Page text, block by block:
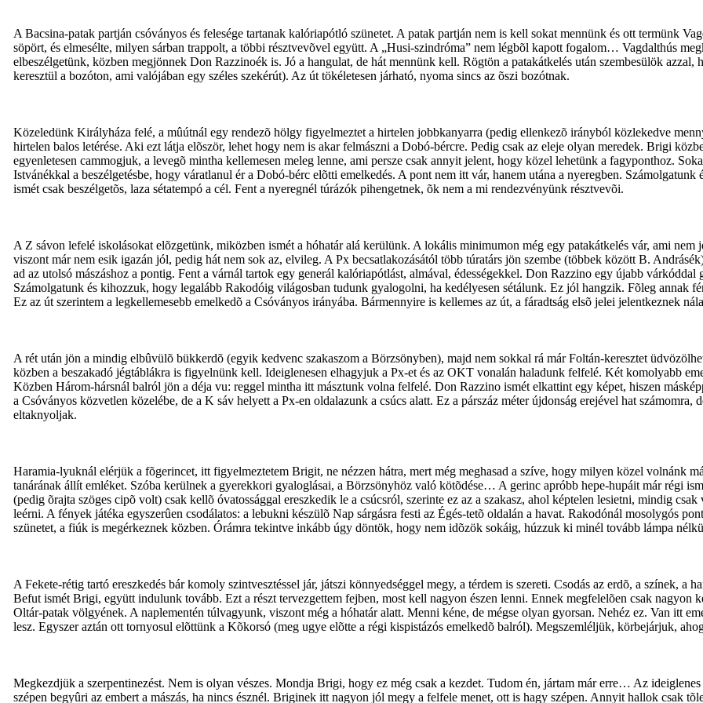
A Bacsina-patak partján csóványos és felesége tartanak kalóriapótló szünetet. A patak partján nem is kell sokat mennünk és ott termünk
söpört, és elmesélte, milyen sárban trappolt, a többi résztvevõvel együtt. A „Husi-szindróma” nem légbõl kapott fogalom… Vagdalthús
elbeszélgetünk, közben megjönnek Don Razzinoék is. Jó a hangulat, de hát mennünk kell. Rögtön a patakátkelés után szembesülök
keresztül a bozóton, ami valójában egy széles szekérút). Az út tökéletesen járható, nyoma sincs az õszi bozótnak.
Közeledünk Királyháza felé, a mûútnál egy rendezõ hölgy figyelmeztet a hirtelen jobbkanyarra (pedig ellenkezõ irányból közlekedve
hirtelen balos letérése. Aki ezt látja elõször, lehet hogy nem is akar felmászni a Dobó-bércre. Pedig csak az eleje olyan meredek. Brigi
egyenletesen cammogjuk, a levegõ mintha kellemesen meleg lenne, ami persze csak annyit jelent, hogy közel lehetünk a fagyponthoz.
Istvánékkal a beszélgetésbe, hogy váratlanul ér a Dobó-bérc elõtti emelkedés. A pont nem itt vár, hanem utána a nyeregben.
ismét csak beszélgetõs, laza sétatempó a cél. Fent a nyeregnél túrázók pihengetnek, õk nem a mi rendezvényünk résztvevõi.
A Z sávon lefelé iskolásokat elõzgetünk, miközben ismét a hóhatár alá kerülünk. A lokális minimumon még egy patakátkelés vár, ami
viszont már nem esik igazán jól, pedig hát nem sok az, elvileg. A Px becsatlakozásától több túratárs jön szembe (többek között B.
ad az utolsó mászáshoz a pontig. Fent a várnál tartok egy generál kalóriapótlást, almával, édességekkel. Don Razzino egy újabb
Számolgatunk és kihozzuk, hogy legalább Rakodóig világosban tudunk gyalogolni, ha kedélyesen sétálunk. Ez jól hangzik. Fõleg annak
Ez az út szerintem a legkellemesebb emelkedõ a Csóványos irányába. Bármennyire is kellemes az út, a fáradtság elsõ jelei jelentkeznek
A rét után jön a mindig elbûvülõ bükkerdõ (egyik kedvenc szakaszom a Börzsönyben), majd nem sokkal rá már Foltán-keresztet
közben a beszakadó jégtáblákra is figyelnünk kell. Ideiglenesen elhagyjuk a Px-et és az OKT vonalán haladunk felfelé. Két komolyabb
Közben Három-hársnál balról jön a déja vu: reggel mintha itt másztunk volna felfelé. Don Razzino ismét elkattint egy képet, hiszen
a Csóványos közvetlen közelébe, de a K sáv helyett a Px-en oldalazunk a csúcs alatt. Ez a párszáz méter újdonság erejével hat
eltaknyoljak.
Haramia-lyuknál elérjük a fõgerincet, itt figyelmeztetem Brigit, ne nézzen hátra, mert még meghasad a szíve, hogy milyen közel
tanárának állít emléket. Szóba kerülnek a gyerekkori gyaloglásai, a Börzsönyhöz való kötõdése… A gerinc apróbb hepe-hupáit már régi
(pedig õrajta szöges cipõ volt) csak kellõ óvatossággal ereszkedik le a csúcsról, szerinte ez az a szakasz, ahol képtelen lesietni, mindig
leérni. A fények játéka egyszerûen csodálatos: a lebukni készülõ Nap sárgásra festi az Égés-tetõ oldalán a havat. Rakodónál mosolygós
szünetet, a fiúk is megérkeznek közben. Órámra tekintve inkább úgy döntök, hogy nem idõzök sokáig, húzzuk ki minél tovább lámpa
A Fekete-rétig tartó ereszkedés bár komoly szintvesztéssel jár, játszi könnyedséggel megy, a térdem is szereti. Csodás az erdõ, a színek,
Befut ismét Brigi, együtt indulunk tovább. Ezt a részt tervezgettem fejben, most kell nagyon észen lenni. Ennek megfelelõen csak nagyon
Oltár-patak völgyének. A naplementén túlvagyunk, viszont még a hóhatár alatt. Menni kéne, de mégse olyan gyorsan. Nehéz ez. Van itt
lesz. Egyszer aztán ott tornyosul elõttünk a Kõkorsó (meg ugye elõtte a régi kispistázós emelkedõ balról). Megszemléljük, körbejárjuk,
Megkezdjük a szerpentinezést. Nem is olyan vészes. Mondja Brigi, hogy ez még csak a kezdet. Tudom én, jártam már erre… Az
szépen begyûri az embert a mászás, ha nincs észnél. Briginek itt nagyon jól megy a felfele menet, ott is hagy szépen. Annyit hallok csak